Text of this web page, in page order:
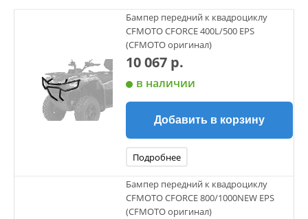
Бампер передний к квадроциклу
CFMOTO CFORCE 400L/500 EPS
(CFMOTO оригинал)
10 067 р.
в наличии
Добавить в корзину
Подробнее
Бампер передний к квадроциклу
CFMOTO CFORCE 800/1000NEW EPS
(CFMOTO оригинал)